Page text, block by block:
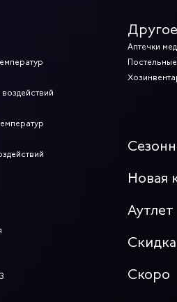
Другое
Аптечки
Новая
Аутлет
Скидка
Скоро